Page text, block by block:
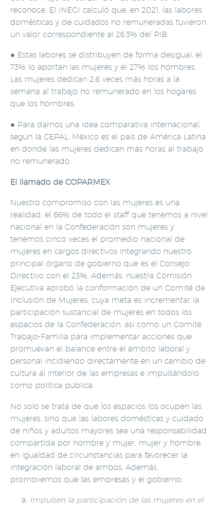
reconoce. El INEGI calculó que, en 2021, las labores
domésticas y de cuidados no remuneradas tuvieron
un valor correspondiente al 26.3% del PIB.
● Estas labores se distribuyen de forma desigual, el
73% lo aportan las mujeres y el 27% los hombres.
Las mujeres dedican 2.6 veces más horas a la
semana al trabajo no remunerado en los hogares
que los hombres.
● Para darnos una idea comparativa internacional,
según la CEPAL, México es el país de América Latina
en donde las mujeres dedican más horas al trabajo
no remunerado.
El llamado de COPARMEX
Nuestro compromiso con las mujeres es una
realidad: el 66% de todo el staff que tenemos a nivel
nacional en la Confederación son mujeres y
tenemos cinco veces el promedio nacional de
mujeres en cargos directivos integrando nuestro
principal órgano de gobierno que es el Consejo
Directivo con el 23%. Además, nuestra Comisión
Ejecutiva aprobó la conformación de un Comité de
Inclusión de Mujeres, cuya meta es incrementar la
participación sustancial de mujeres en todos los
espacios de la Confederación, así como un Comité
Trabajo-Familia para implementar acciones que
promuevan el balance entre el ámbito laboral y
personal incidiendo directamente en un cambio de
cultura al interior de las empresas e impulsándolo
como política pública.
No solo se trata de que los espacios los ocupen las
mujeres, sino que las labores domésticas y cuidado
de niños y adultos mayores sea una responsabilidad
compartida por hombre y mujer, mujer y hombre,
en igualdad de circunstancias para favorecer la
integración laboral de ambos. Además,
promovemos que las empresas y el gobierno:
Impulsen la participación de las mujeres en el